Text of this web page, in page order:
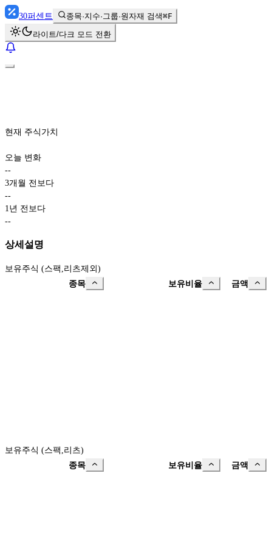
30퍼센트 종목·지수·그룹·원자재 검색⌘F
라이트/다크 모드 전환
현재 주식가치
오늘 변화
--
3개월 전보다
--
1년 전보다
--
상세설명
보유주식 (스팩,리츠제외)
종목
보유비율 금액
보유주식 (스팩,리츠)
종목
보유비율 금액